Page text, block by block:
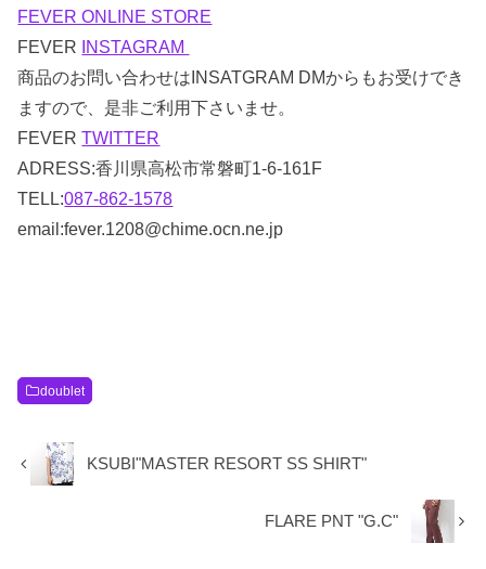
FEVER ONLINE STORE
FEVER INSTAGRAM
商品のお問い合わせはINSATGRAM DMからもお受けでき
ますので、是非ご利用下さいませ。
FEVERTWITTER
ADRESS:香川県高松市常磐町1-6-161F
TELL:087-862-1578
email:fever.1208@chime.ocn.ne.jp
doublet
KSUBI"MASTER RESORT SS SHIRT"
FLARE PNT "G.C"